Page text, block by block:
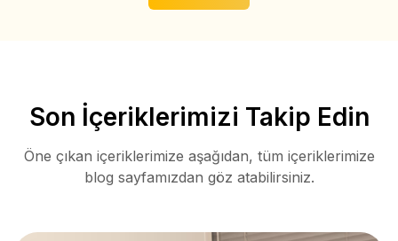
Son İçeriklerimizi Takip Edin
Öne çıkan içeriklerimize aşağıdan, tüm içeriklerimize
blog sayfamızdan göz atabilirsiniz.